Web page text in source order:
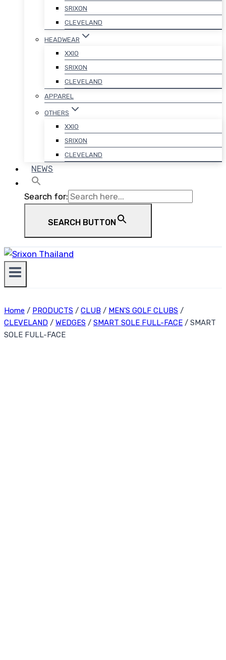
SRIXON
CLEVELAND
HEADWEAR
XXIO
SRIXON
CLEVELAND
APPAREL
OTHERS
XXIO
SRIXON
CLEVELAND
NEWS
Search for:
SEARCH BUTTON
Home / PRODUCTS / CLUB / MEN'S GOLF CLUBS /
CLEVELAND / WEDGES / SMART SOLE FULL-FACE / SMART
SOLE FULL-FACE